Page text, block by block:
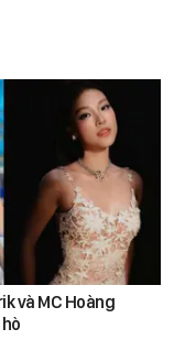
và MC Hoàng